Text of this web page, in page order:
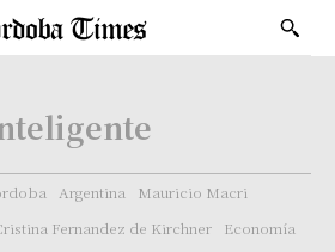
Argentina
Mauricio Macri
Fernandez de Kirchner
Economía